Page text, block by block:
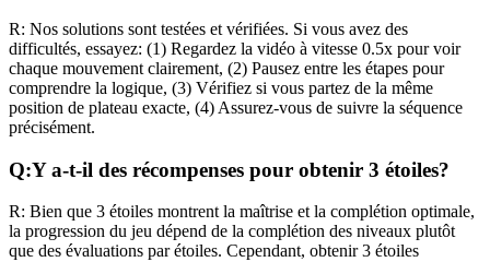
R: Nos solutions sont testées et vérifiées. Si vous avez des
difficultés, essayez: (1) Regardez la vidéo à vitesse 0.5x pour voir
chaque mouvement clairement, (2) Pausez entre les étapes pour
comprendre la logique, (3) Vérifiez si vous partez de la même
position de plateau exacte, (4) Assurez-vous de suivre la séquence
précisément.
Q:Y a-t-il des récompenses pour obtenir 3 étoiles?
R: Bien que 3 étoiles montrent la maîtrise et la complétion optimale,
la progression du jeu dépend de la complétion des niveaux plutôt
que des évaluations par étoiles. Cependant, obtenir 3 étoiles